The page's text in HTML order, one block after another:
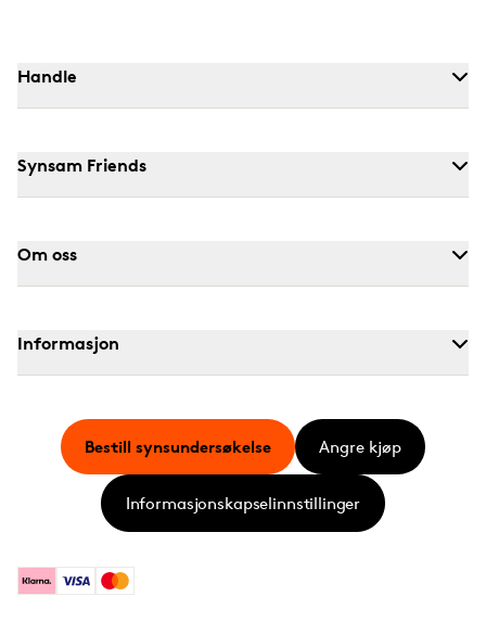
Handle
Synsam Friends
Om oss
Informasjon
KlarnaVisa Mastercard
Bestill synsundersøkelse Angre kjøp
Informasjonskapselinnstillinger